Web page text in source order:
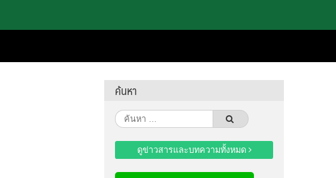
ค้นหา
ค้นหา
สำหรับ:
ดูข่าวสารและบทความทั้งหมด